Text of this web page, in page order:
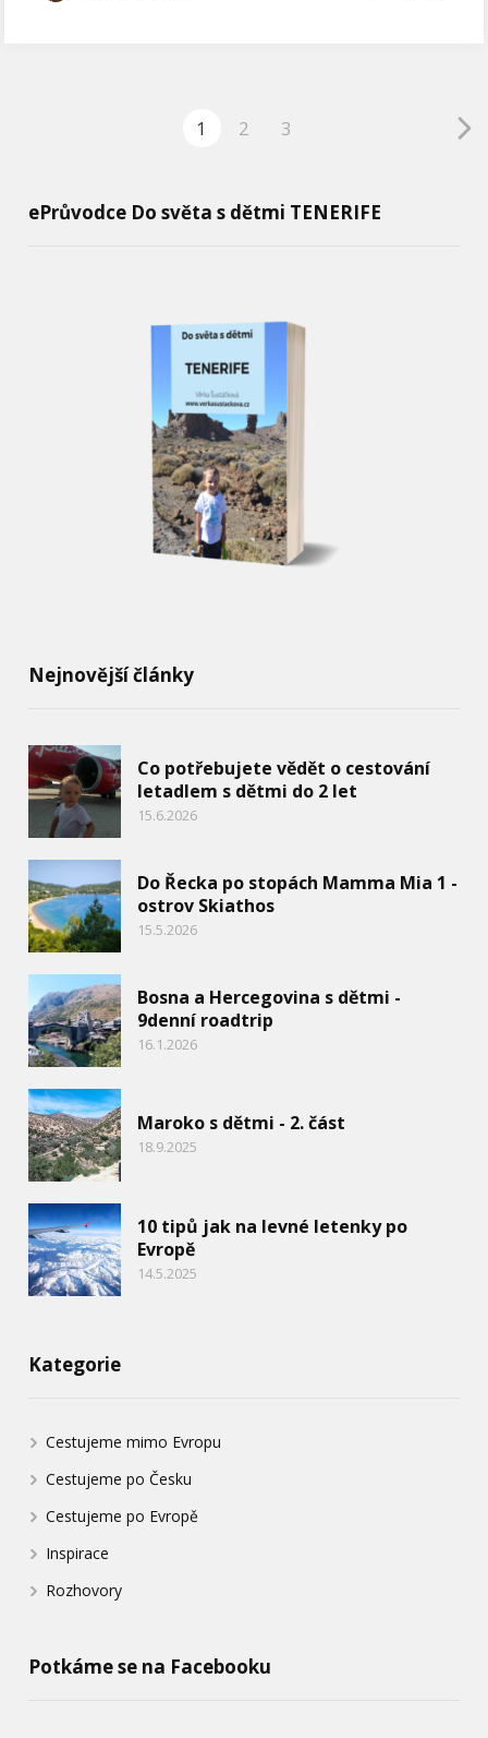
1 2 3
ePrůvodce Do světa s dětmi TENERIFE
Nejnovější články
Co potřebujete vědět o cestování
letadlem s dětmi do 2 let
15.6.2026
Do Řecka po stopách Mamma Mia 1 -
ostrov Skiathos
15.5.2026
Bosna a Hercegovina s dětmi -
9denní roadtrip
16.1.2026
Maroko s dětmi - 2. část
18.9.2025
10 tipů jak na levné letenky po
Evropě
14.5.2025
Kategorie
Cestujeme mimo Evropu
Cestujeme po Česku
Cestujeme po Evropě
Inspirace
Rozhovory
Potkáme se na Facebooku